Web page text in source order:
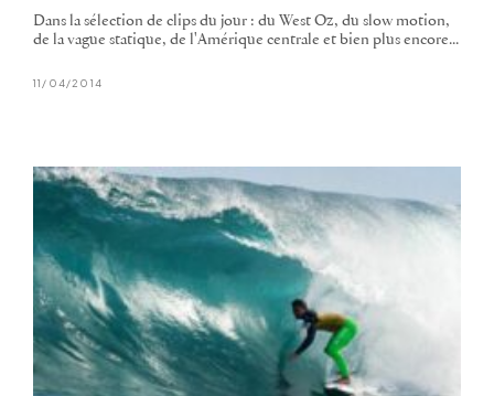
Dans la sélection de clips du jour : du West Oz, du slow motion,
de la vague statique, de l'Amérique centrale et bien plus encore...
11/04/2014